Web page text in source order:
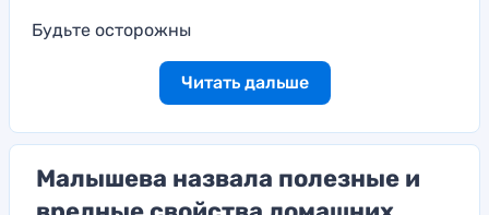
Будьте осторожны
Читать дальше
Малышева назвала полезные и